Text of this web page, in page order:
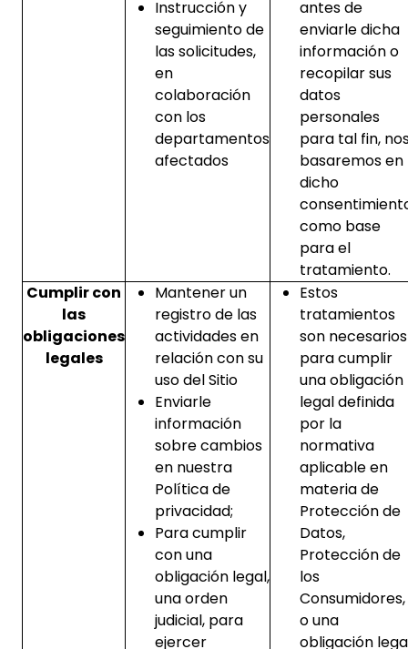
Instrucción y
seguimiento de
las solicitudes,
en
colaboración
con los
departamentos
afectados
antes de
enviarle dicha
información o
recopilar sus
datos
personales
para tal fin,
basaremos en
dicho
como base
para el
tratamiento.
Cumplir con
las
obligaciones
legales
Mantener un
registro de las
actividades en
relación con su
uso del Sitio
Enviarle
información
sobre cambios
en nuestra
Política de
privacidad;
Para cumplir
con una
obligación legal,
una orden
judicial, para
ejercer
Estos
tratamientos
son necesarios
para cumplir
una obligación
legal definida
por la
normativa
aplicable en
materia de
Protección de
Datos,
Protección de
los
Consumidores,
o una
obligación